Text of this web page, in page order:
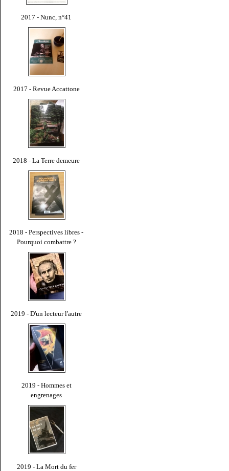
2017 - Nunc, n°41
2017 - Revue Accattone
2018 - La Terre demeure
2018 - Perspectives libres -
Pourquoi combattre ?
2019 - D'un lecteur l'autre
2019 - Hommes et
engrenages
2019 - La Mort du fer